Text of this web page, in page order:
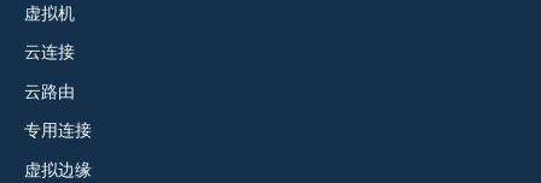
虚拟机
云连接
云路由
专用连接
虚拟边缘